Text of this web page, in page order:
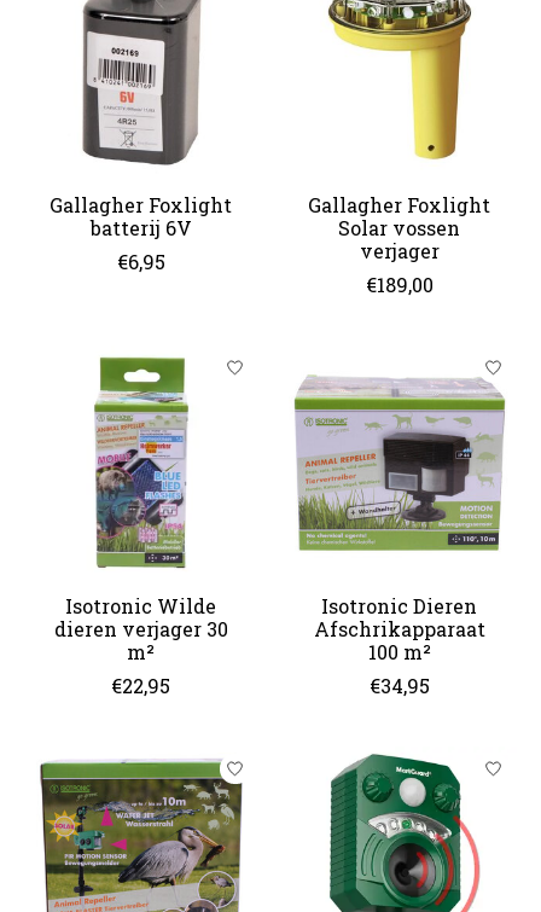
Gallagher Foxlight
batterij 6V
€6,95
Gallagher Foxlight
Solar vossen
verjager
€189,00
Isotronic Wilde
dieren verjager 30
m²
€22,95
Isotronic Dieren
Afschrikapparaat
100 m²
€34,95